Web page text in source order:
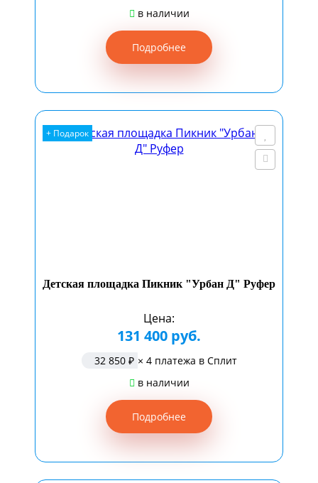
в наличии
Подробнее
+ Подарок
Детская площадка Пикник "Урбан Д" Руфер
Цена:
131 400 руб.
32 850 ₽ × 4 платежа в Сплит
в наличии
Подробнее